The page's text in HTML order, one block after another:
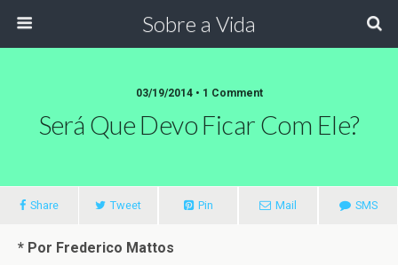
Sobre a Vida
03/19/2014 • 1 Comment
Será Que Devo Ficar Com Ele?
Share Tweet Pin Mail SMS
* Por Frederico Mattos